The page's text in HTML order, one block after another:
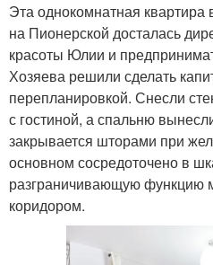
Эта однокомнатная квартира
на Пионерской досталась
красоты Юлии и
Хозяева решили сделать
перепланировкой. Снесли
с гостиной, а спальню
закрывается шторами при
основном сосредоточено в
разграничивающую функцию
коридором.